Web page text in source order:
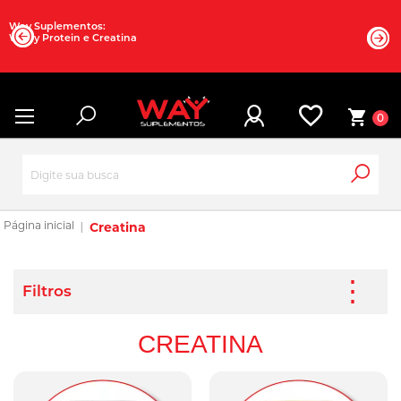
Way Suplementos:
Whey Protein e Creatina
0
Creatina
CREATINA